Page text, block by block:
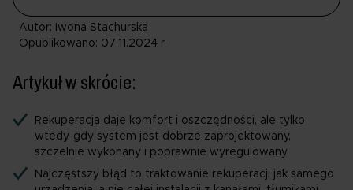
Autor: Iwona Stachurska
Opublikowano: 07.11.2024 r
Artykuł w skrócie:
Rekuperacja daje komfort i oszczędności, ale tylko
wtedy, gdy system jest dobrze zaprojektowany,
szczelnie wykonany i poprawnie wyregulowany
Najczęstszy błąd to traktowanie rekuperacji jak samego